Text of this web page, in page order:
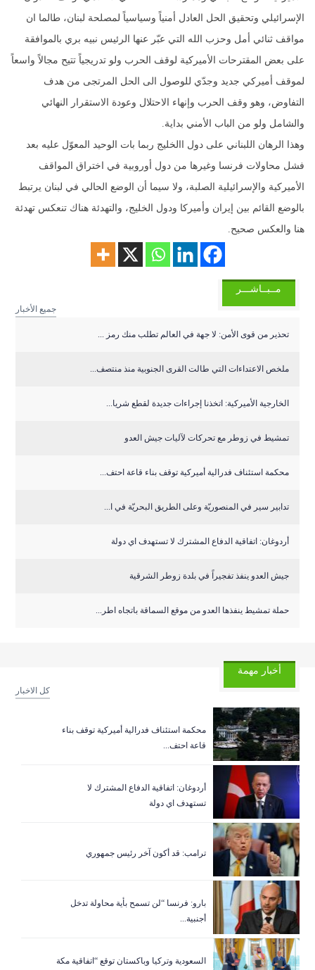
الإسرائيلي وتحقيق الحل العادل أمنياً وسياسياً لمصلحة لبنان، طالما ان
مواقف ثنائي أمل وحزب الله التي عبّر عنها الرئيس نبيه بري بالموافقة
على بعض المقترحات الأميركية لوقف الحرب ولو تدريجياً تتيح مجالاً واسعاً
لموقف أميركي جديد وجدّي للوصول الى الحل المرتجى من هدف
التفاوض، وهو وقف الحرب وإنهاء الاحتلال وعودة الاستقرار النهائي
والشامل ولو من الباب الأمني بداية.
وهذا الرهان اللبناني على دول االخليج ربما بات الوحيد المعوّل عليه بعد
فشل محاولات فرنسا وغيرها من دول أوروبية في اختراق المواقف
الأميركية والإسرائيلية الصلبة، ولا سيما أن الوضع الحالي في لبنان يرتبط
بالوضع القائم بين إيران وأميركا ودول الخليج، والتهدئة هناك تنعكس تهدئة
هنا والعكس صحيح.
مــبــاشـــر
جميع الأخبار
تحذير من قوى الأمن: لا جهة في العالم تطلب منك رمز ...
ملخص الاعتداءات التي طالت القرى الجنوبية منذ منتصف...
الخارجية الأميركية: اتخذنا إجراءات جديدة لقطع شريا...
تمشيط في زوطر مع تحركات لآليات جيش العدو
‏محكمة استئناف فدرالية أميركية توقف بناء قاعة احتف...
تدابير سير في المنصوريّة وعلى الطريق البحريّة في ا...
أردوغان: اتفاقية الدفاع المشترك لا تستهدف اي دولة
جيش العدو ينفذ تفجيراً في بلدة زوطر الشرقية
حملة تمشيط ينفذها العدو من موقع السماقة باتجاه اطر...
أخبار مهمة
كل الاخبار
‏محكمة استئناف فدرالية أميركية توقف بناء
قاعة احتف...
أردوغان: اتفاقية الدفاع المشترك لا
تستهدف اي دولة
ترامب: قد أكون آخر رئيس جمهوري
بارو: فرنسا “لن تسمح بأية محاولة تدخل
أجنبية...
السعودية وتركيا وباكستان توقع “اتفاقية مكة